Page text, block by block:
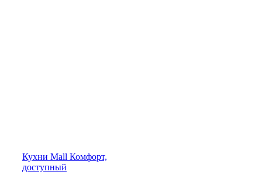
Кухни Mall Комфорт,
доступный